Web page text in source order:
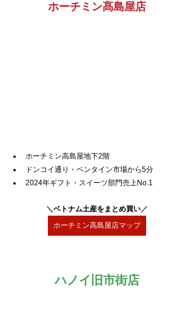
ホーチミン髙島屋店
ホーチミン高島屋地下2階
ドンコイ通り・ベンタイン市場から5分
2024年ギフト・スイーツ部門売上No.1
＼ベトナム土産をまとめ買い／
ホーチミン高島屋店マップ
ハノイ旧市街店